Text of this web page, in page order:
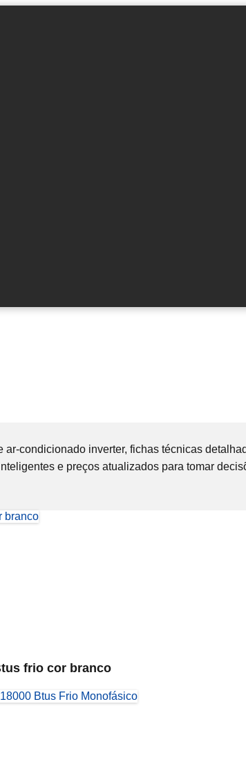
condicionado inverter, fichas técnicas
e preços atualizados para tomar
frio cor branco